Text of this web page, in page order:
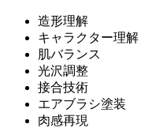
造形理解
キャラクター理解
肌バランス
光沢調整
接合技術
エアブラシ塗装
肉感再現